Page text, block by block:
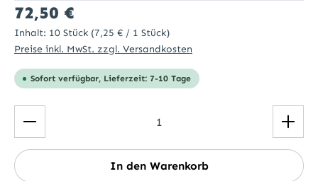
Regulärer Preis:
72,50 €
Inhalt: 10 Stück (7,25 € / 1 Stück)
Preise inkl. MwSt. zzgl. Versandkosten
Sofort verfügbar, Lieferzeit: 7-10 Tage
Produkt Anzahl: Gib den gewünschten Wert ein
In den Warenkorb